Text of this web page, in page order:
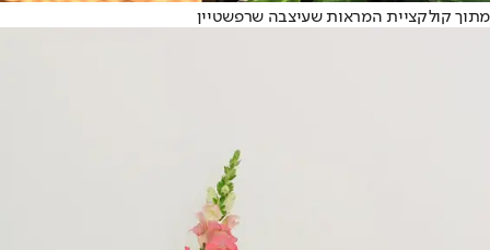
מתוך קולקציית המראות שעיצבה שרפשטיין